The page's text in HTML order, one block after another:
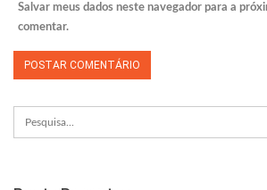
Salvar meus dados neste navegador para a
comentar.